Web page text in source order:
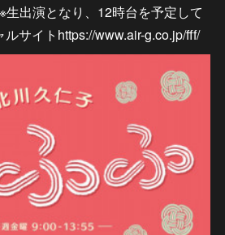
生出演となり、12時台を予定して
サイトhttps://www.air-g.co.jp/fff/